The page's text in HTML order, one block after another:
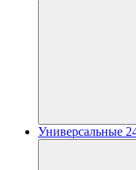
Универсальные